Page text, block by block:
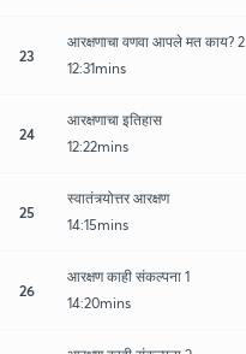
23
आरक्षणाचा वणवा आपले मत काय? 2
12:31mins
24
आरक्षणाचा इतिहास
12:22mins
25
स्वातंत्र्योत्तर आरक्षण
14:15mins
26
आरक्षण काही संकल्पना 1
14:20mins